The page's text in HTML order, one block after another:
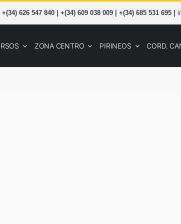
626 547 840 | +(34) 609 038 009 | +(34) 685 531 695 |
ZONA CENTRO PIRINEOS CORD.